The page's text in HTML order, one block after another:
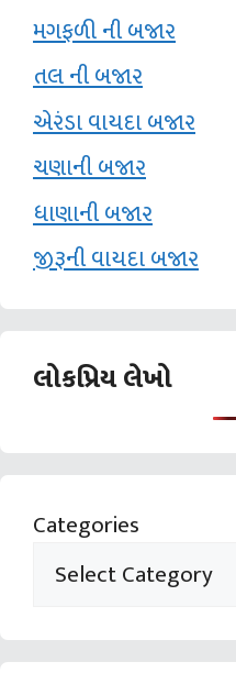
મગફળી ની બજાર
તલ ની બજાર
એરંડા વાયદા બજાર
ચણાની બજાર
ધાણાની બજાર
જીરૂની વાયદા બજાર
લોકપ્રિય લેખો
Categories